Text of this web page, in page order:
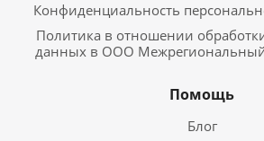
Конфиденциальность
Политика в отношении
данных в ООО Межрегиональный
Помощь
Блог